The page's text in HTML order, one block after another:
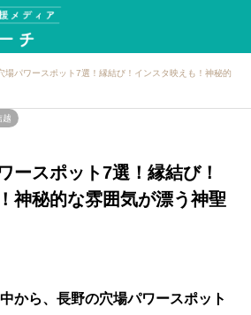
場パワースポット7選！縁結び！インスタ映えも！神秘的
越
ースポット7選！縁結び！
神秘的な雰囲気が漂う神聖
から、長野の穴場パワースポット